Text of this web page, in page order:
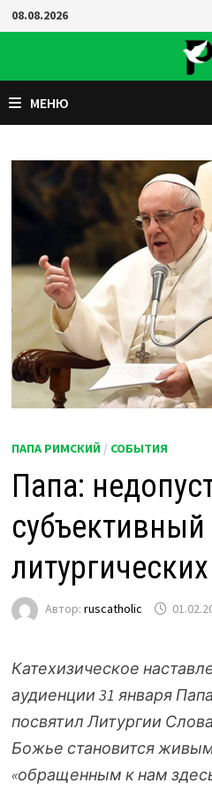
Перейти
к
08.08.2026
МЕНЮ
ПАПА РИМСКИЙ / СОБЫТИЯ
Папа:
Автор:ruscatholic
Катехизическое
аудиенции 31 января
посвятил Литургии
Божье становится
«обращенным к нам